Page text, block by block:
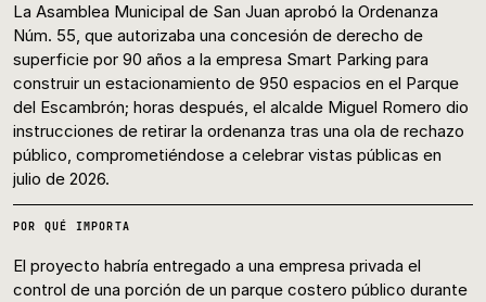
La Asamblea Municipal de San Juan aprobó la Ordenanza
Núm. 55, que autorizaba una concesión de derecho de
superficie por 90 años a la empresa Smart Parking para
construir un estacionamiento de 950 espacios en el Parque
del Escambrón; horas después, el alcalde Miguel Romero dio
instrucciones de retirar la ordenanza tras una ola de rechazo
público, comprometiéndose a celebrar vistas públicas en
julio de 2026.
POR QUÉ IMPORTA
El proyecto habría entregado a una empresa privada el
control de una porción de un parque costero público durante